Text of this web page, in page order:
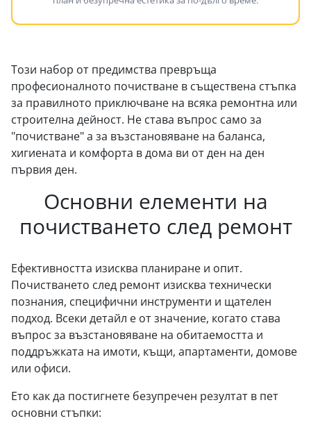
Този набор от предимства превръща
професионалното почистване в съществена стъпка
за правилното приключване на всяка ремонтна или
строителна дейност. Не става въпрос само за
"почистване" а за възстановяване на баланса,
хигиената и комфорта в дома ви от ден на ден
първия ден.
Основни елементи на
почистването след ремонт
Ефективността изисква планиране и опит.
Почистването след ремонт изисква технически
познания, специфични инструменти и щателен
подход. Всеки детайл е от значение, когато става
въпрос за възстановяване на обитаемостта и
поддръжката на имоти, къщи, апартаменти, домове
или офиси.
Ето как да постигнете безупречен резултат в пет
основни стъпки: